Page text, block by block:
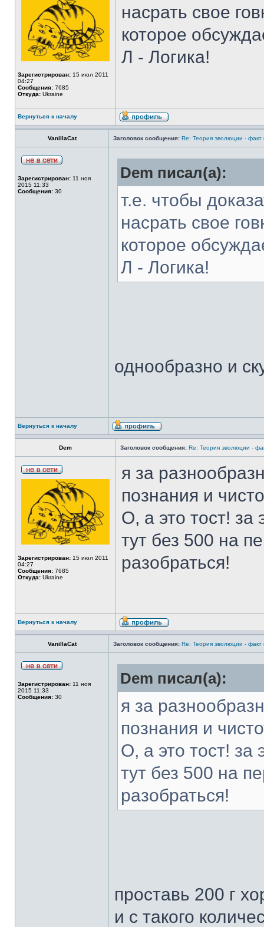
Зарегистрирован: 15 июл 2011
04:27
Сообщения: 7685
Откуда: Ukraine
насрать свое
которое
Л - Логика!
Вернуться к началу
VanillaCat Заголовок сообщения: Re: Теория эволюции -
Зарегистрирован: 11 ноя
2015 11:33
Сообщения: 30
Dem писал(а):
т.е. чтобы
насрать свое
которое
Л - Логика!
однообразно и
Вернуться к началу
Dem Заголовок сообщения: Re: Теория эволюции -
Зарегистрирован: 15 июл 2011
04:27
Сообщения: 7685
Откуда: Ukraine
я за
познания и
О, а это тост! за
тут без 500 на
разобраться!
Вернуться к началу
VanillaCat Заголовок сообщения: Re: Теория эволюции -
Зарегистрирован: 11 ноя
2015 11:33
Сообщения: 30
Dem писал(а):
я за
познания и
О, а это тост! за
тут без 500 на
разобраться!
проставь 200 г
и с такого